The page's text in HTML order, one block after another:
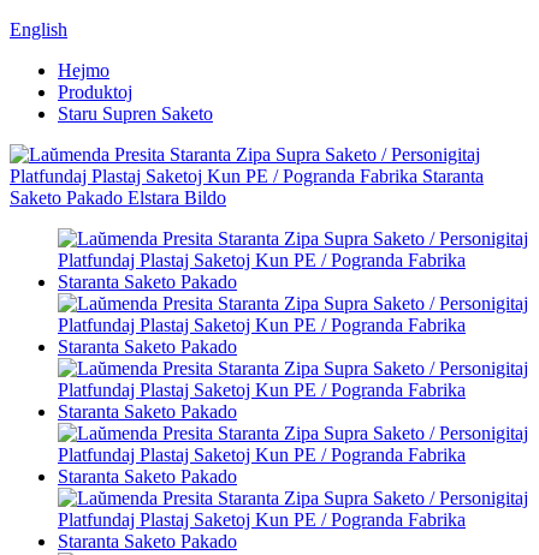
English
Hejmo
Produktoj
Staru Supren Saketo